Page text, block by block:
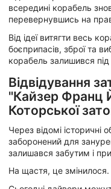
всередині корабель
перевернувшись на
Від ідеї витягти весь
боєприпасів, зброї та
корабель залишився
Відвідування
"Кайзер Франц
Которської
Через відомі історичні
заборонений для
залишався забутим і
На щастя, це змінилося.